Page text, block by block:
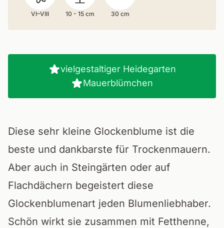
VI–VIII 10 - 15 cm 30 cm
vielgestaltiger Heidegarten
Mauerblümchen
Diese sehr kleine Glockenblume ist die
beste und dankbarste für Trockenmauern.
Aber auch in Steingärten oder auf
Flachdächern begeistert diese
Glockenblumenart jeden Blumenliebhaber.
Schön wirkt sie zusammen mit Fetthenne,